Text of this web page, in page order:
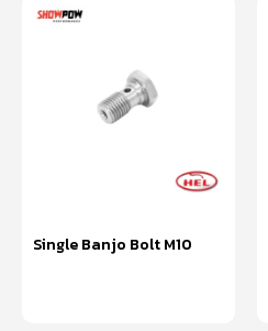
Single Banjo Bolt M10